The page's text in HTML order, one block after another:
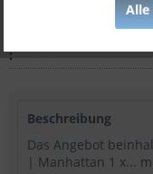
:
Beschreibung
Das Angebot
| Manhattan 1 x...
Alle